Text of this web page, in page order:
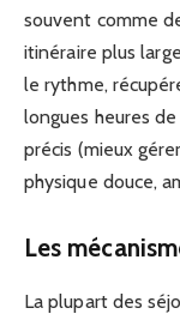
souvent comme
itinéraire plus
le rythme,
longues heures
précis (mieux
physique douce,
Les
La plupart des